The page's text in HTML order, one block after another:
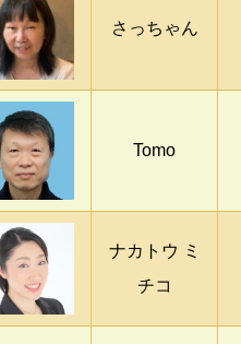
さっちゃん
Tomo
ナカトウ ミ
チコ